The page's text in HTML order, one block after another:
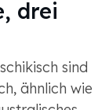
drei
sind
ähnlich wie